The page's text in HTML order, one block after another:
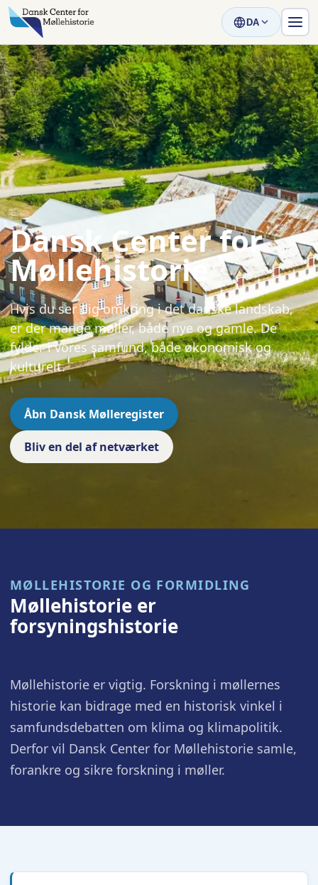
DA
Dansk Center for
Møllehistorie
Hvis du ser dig omkring i det danske landskab,
er der mange møller, både nye og gamle. De
fylder i vores samfund, både økonomisk og
kulturelt.
Åbn Dansk Mølleregister
Bliv en del af netværket
MØLLEHISTORIE OG FORMIDLING
Møllehistorie er
forsyningshistorie
Møllehistorie er vigtig. Forskning i møllernes
historie kan bidrage med en historisk vinkel i
samfundsdebatten om klima og klimapolitik.
Derfor vil Dansk Center for Møllehistorie samle,
forankre og sikre forskning i møller.